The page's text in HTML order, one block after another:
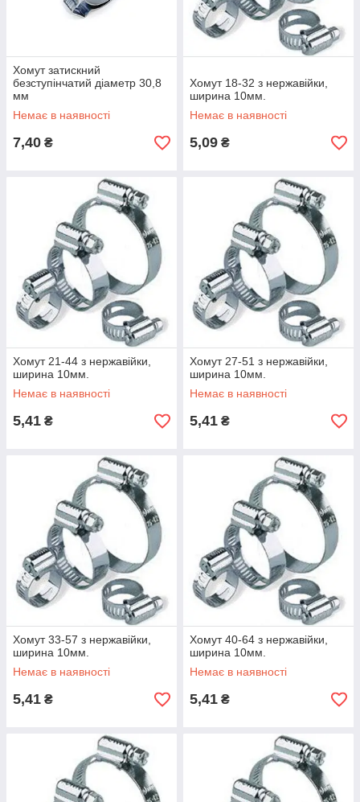
Хомут затискний
безступінчатий діаметр 30,8
мм
Немає в наявності
7,40 ₴
Хомут 18-32 з нержавійки,
ширина 10мм.
Немає в наявності
5,09 ₴
Хомут 21-44 з нержавійки,
ширина 10мм.
Немає в наявності
5,41 ₴
Хомут 27-51 з нержавійки,
ширина 10мм.
Немає в наявності
5,41 ₴
Хомут 33-57 з нержавійки,
ширина 10мм.
Немає в наявності
5,41 ₴
Хомут 40-64 з нержавійки,
ширина 10мм.
Немає в наявності
5,41 ₴